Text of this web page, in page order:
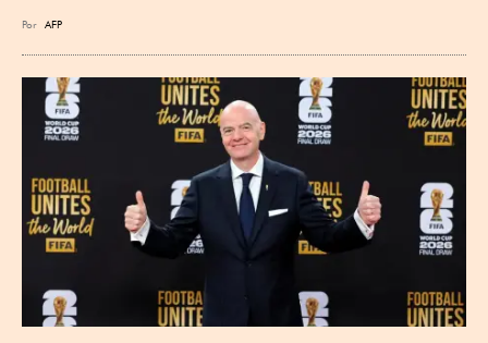
Por AFP